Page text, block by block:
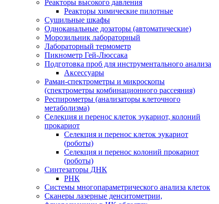
Реакторы высокого давления
Реакторы химические пилотные
Сушильные шкафы
Одноканальные дозаторы (автоматические)
Морозильник лабораторный
Лабораторный термометр
Пикнометр Гей-Люссака
Подготовка проб для инструментального анализа
Аксессуары
Раман-спектрометры и микроскопы
(спектрометры комбинационного рассеяния)
Респирометры (анализаторы клеточного
метаболизма)
Селекция и перенос клеток эукариот, колоний
прокариот
Селекция и перенос клеток эукариот
(роботы)
Селекция и перенос колоний прокариот
(роботы)
Синтезаторы ДНК
РНК
Системы многопараметрического анализа клеток
Сканеры лазерные денситометрии,